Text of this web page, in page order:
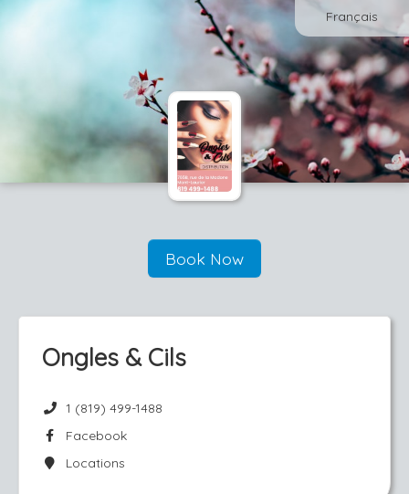
Français
Book Now
Ongles & Cils
1 (819) 499-1488
Facebook
Locations